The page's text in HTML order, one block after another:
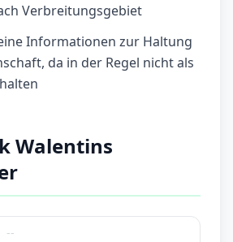
Verbreitungsgebiet
Informationen zur Haltung
da in der Regel nicht als
Walentins
--